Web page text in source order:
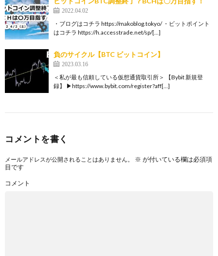
2022.04.02
・ブログはコチラ https://makoblog.tokyo/ ・ビットポイント
はコチラ https://h.accesstrade.net/sp/[…]
負のサイクル【BTC ビットコイン】
2023.03.16
＜私が最も信頼している仮想通貨取引所＞ 【Bybit 新規登
録】 ▶https://www.bybit.com/register?aff[…]
コメントを書く
メールアドレスが公開されることはありません。 ※ が付いている欄は必須項
目です
コメント